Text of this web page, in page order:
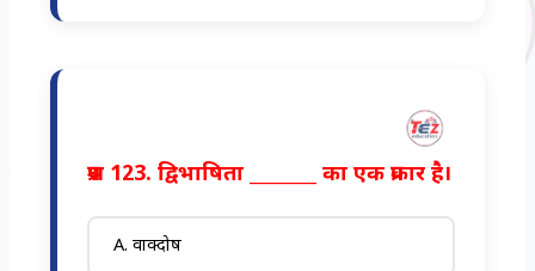
प्रश्न 123. द्विभाषिता ________ का एक प्रकार है।
A. वाक्दोष